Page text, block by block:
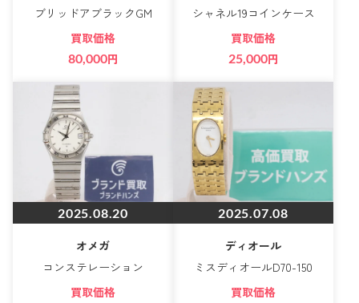
ブリッドアブラックGM
買取価格
80,000円
シャネル19コインケース
買取価格
25,000円
2025.08.20
オメガ
コンステレーション
買取価格
2025.07.08
ディオール
ミスディオールD70-150
買取価格